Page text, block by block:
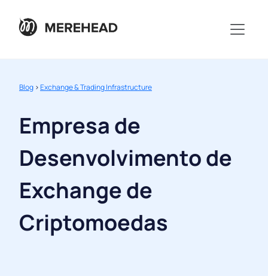
Blog >Exchange & Trading Infrastructure
Empresa de
Desenvolvimento de
Exchange de
Criptomoedas